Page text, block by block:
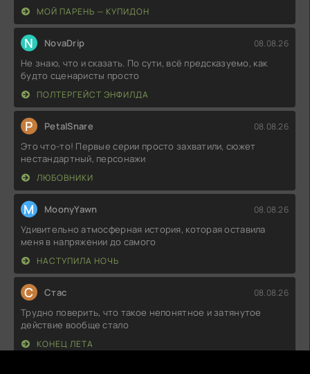
МОЙ ПАРЕНЬ — КУПИДОН
N NovaDrip 08.08.26
Не знаю, что и сказать. По сути, всё предсказуемо, как
будто сценаристы просто
ПОЛТЕРГЕЙСТ ЭНФИЛДА
P PetalSnare 08.08.26
Это что-то! Первые серии просто захватили, сюжет
нестандартный, персонажи
ЛЮБОВНИКИ
M MoonyYawn 08.08.26
Удивительно атмосферная история, которая оставила
меня в напряжении до самого
НАСТУПИЛА НОЧЬ
С Стас 08.08.26
Трудно поверить, что такое непонятное и затянутое
действие вообще стало
КОНЕЦ ЛЕТА